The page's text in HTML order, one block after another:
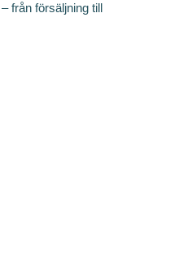
från försäljning till